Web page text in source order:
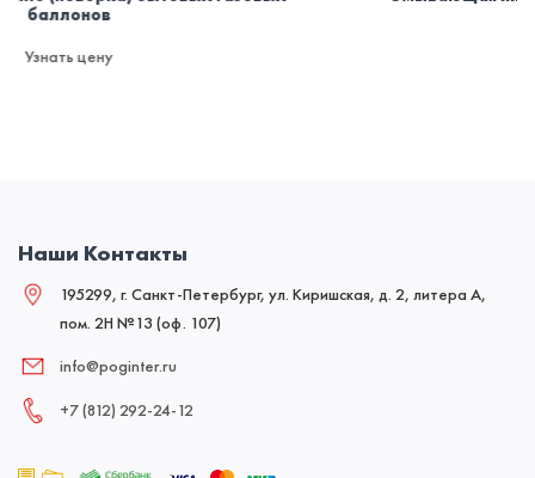
Наши Контакты
195299, г. Санкт-Петербург, ул. Киришская, д. 2, литера А,
пом. 2Н №13 (оф. 107)
info@poginter.ru
+7 (812) 292‑24‑12